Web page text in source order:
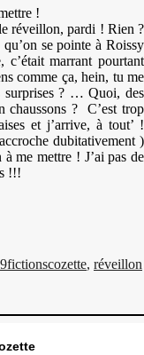
!
réveillon, pardi ! Rien ?
se pointe à Roissy
marrant pourtant
comme ça, hein, tu me
surprises ? … Quoi, des
chaussons ? C’est trop
et j’arrive, à tout’ !
dubitativement )
me mettre ! J’ai pas de
!!!
fictionscozette, réveillon